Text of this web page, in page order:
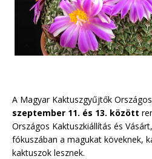
A Magyar Kaktuszgyűjtők
szeptember 11. és 13. között
Országos Kaktuszkiállítás és
fókuszában a magukat köveknek,
kaktuszok lesznek.